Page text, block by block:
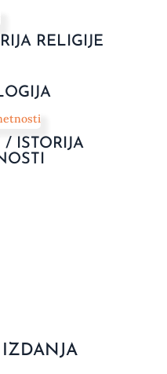
RELIGIJE
ISTORIJA
IZDANJA